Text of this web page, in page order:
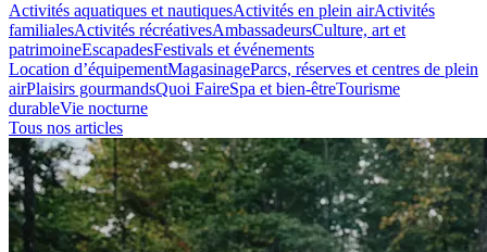
Activités aquatiques et nautiquesActivités en plein airActivités
familialesActivités récréativesAmbassadeursCulture, art et
patrimoineEscapadesFestivals et événements
Location d’équipementMagasinageParcs, réserves et centres de plein
airPlaisirs gourmandsQuoi FaireSpa et bien-êtreTourisme
durableVie nocturne
Tous nos articles